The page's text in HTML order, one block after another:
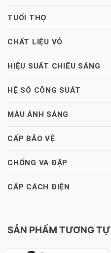
TUỔI THỌ
CHẤT LIỆU VỎ
HIỆU SUẤT CHIẾU SÁNG
HỆ SỐ CÔNG SUẤT
MÀU ÁNH SÁNG
CẤP BẢO VỆ
CHỐNG VA ĐẬP
CẤP CÁCH ĐIỆN
SẢN PHẨM TƯƠNG TỰ